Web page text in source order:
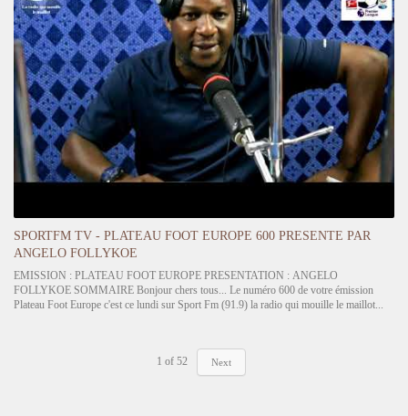
SPORTFM TV - PLATEAU FOOT EUROPE 600 PRESENTE PAR
ANGELO FOLLYKOE
EMISSION : PLATEAU FOOT EUROPE PRESENTATION : ANGELO
FOLLYKOE SOMMAIRE Bonjour chers tous... Le numéro 600 de votre émission
Plateau Foot Europe c'est ce lundi sur Sport Fm (91.9) la radio qui mouille le maillot...
1 of 52 Next